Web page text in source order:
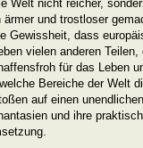
Welt nicht reicher,
ärmer und trostloser
Gewissheit, dass
vielen anderen
für das Leben
Bereiche der Welt
auf einen
und ihre